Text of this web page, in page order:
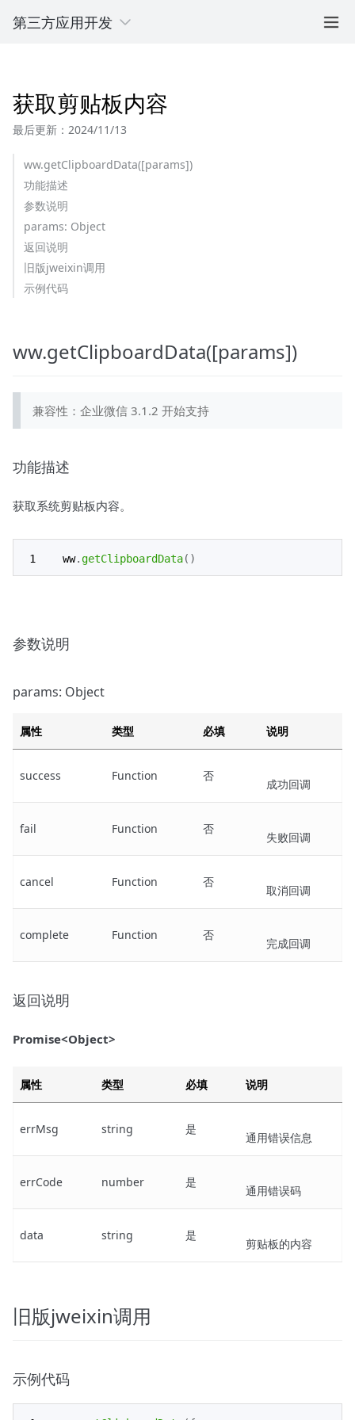
第三方应用开发
获取剪贴板内容
最后更新：2024/11/13
ww.getClipboardData([params])
功能描述
参数说明
params: Object
返回说明
旧版jweixin调用
示例代码
ww.getClipboardData([params])
兼容性：企业微信 3.1.2 开始支持
功能描述
获取系统剪贴板内容。
ww.getClipboardData( )
参数说明
params: Object
属性 类型 必填 说明
success Function 否
成功回调
fail Function 否
失败回调
cancel Function 否
取消回调
complete Function 否
完成回调
返回说明
Promise<Object>
属性 类型 必填 说明
errMsg string 是
通用错误信息
errCode number 是
通用错误码
data string 是
剪贴板的内容
旧版jweixin调用
示例代码